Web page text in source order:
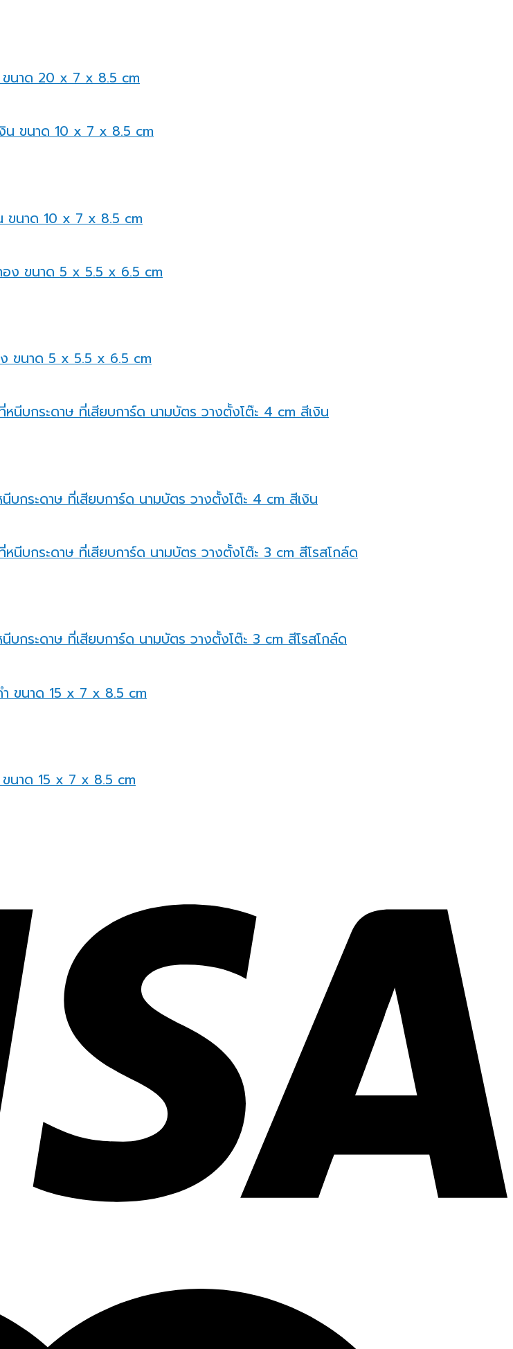
ขนาด 20 x 7 x 8.5 cm
ขนาด 10 x 7 x 8.5 cm
ง ขนาด 5 x 5.5 x 6.5 cm
บกระดาษ ที่เสียบการ์ด นามบัตร วางตั้งโต๊ะ 4 cm สีเงิน
บกระดาษ ที่เสียบการ์ด นามบัตร วางตั้งโต๊ะ 3 cm สีโรสโกล์ด
ขนาด 15 x 7 x 8.5 cm